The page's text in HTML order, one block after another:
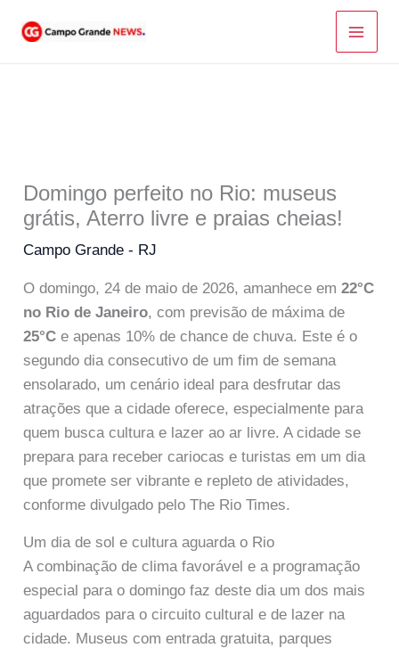
para
Domingo perfeito no Rio: museus
grátis, Aterro livre e praias cheias!
Campo Grande - RJ
O domingo, 24 de maio de 2026, amanhece em22°C
no Rio de Janeiro, com previsão de máxima de
25°C e apenas 10% de chance de chuva. Este é o
segundo dia consecutivo de um fim de semana
ensolarado, um cenário ideal para desfrutar das
atrações que a cidade oferece, especialmente para
quem busca cultura e lazer ao ar livre. A cidade se
prepara para receber cariocas e turistas em um dia
que promete ser vibrante e repleto de atividades,
conforme divulgado pelo The Rio Times.
Um dia de sol e cultura aguarda o Rio
A combinação de clima favorável e a programação
especial para o domingo faz deste dia um dos mais
aguardados para o circuito cultural e de lazer na
cidade. Museus com entrada gratuita, parques